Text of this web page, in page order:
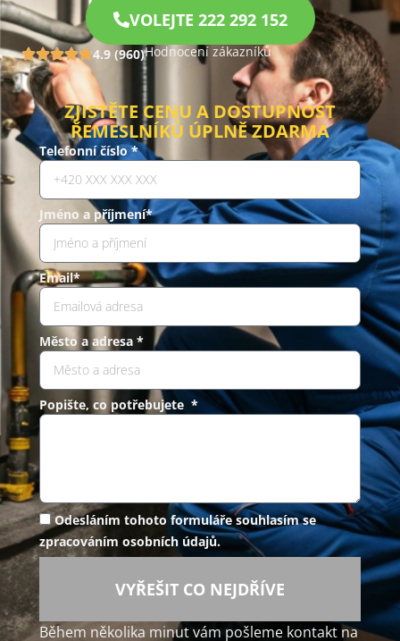
VOLEJTE 222 292 152
4.9 (960)Hodnocení zákazníků
ZJISTĚTE CENU A DOSTUPNOST
ŘEMESLNÍKŮ ÚPLNĚ ZDARMA
Telefonní číslo *
Jméno a příjmení*
Email*
Město a adresa *
Popište, co potřebujete *
Odesláním tohoto formuláře souhlasím se
zpracováním osobních údajů.
VYŘEŠIT CO NEJDŘÍVE
Během několika minut vám pošleme kontakt na